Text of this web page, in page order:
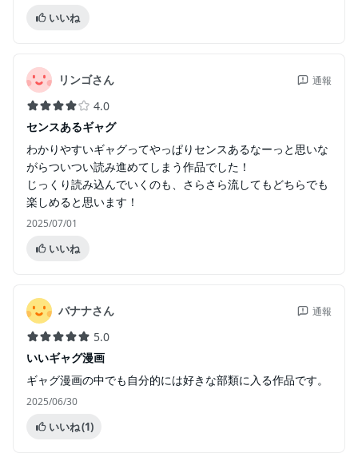
いいね
リンゴさん 通報
4.0
センスあるギャグ
わかりやすいギャグってやっぱりセンスあるなーっと思いな
がらついつい読み進めてしまう作品でした！
じっくり読み込んでいくのも、さらさら流してもどちらでも
楽しめると思います！
2025/07/01
いいね
バナナさん 通報
5.0
いいギャグ漫画
ギャグ漫画の中でも自分的には好きな部類に入る作品です。
2025/06/30
いいね(1)